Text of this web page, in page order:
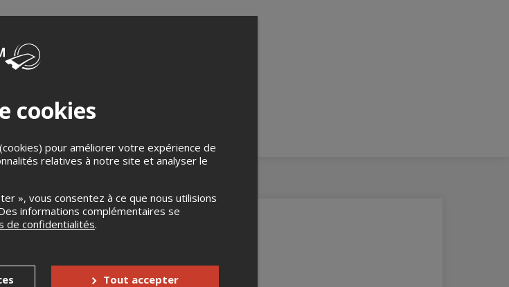
vous n'êtes pas un robot ci-bas.
cookies
pour améliorer votre expérience de
relatives à notre site et analyser le
», vous consentez à ce que nous utilisions
informations complémentaires se
de confidentialités.
Tout accepter